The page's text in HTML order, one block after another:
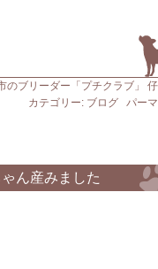
のブリーダー「プチクラブ」
カテゴリー: ブログ パー
ん産みました